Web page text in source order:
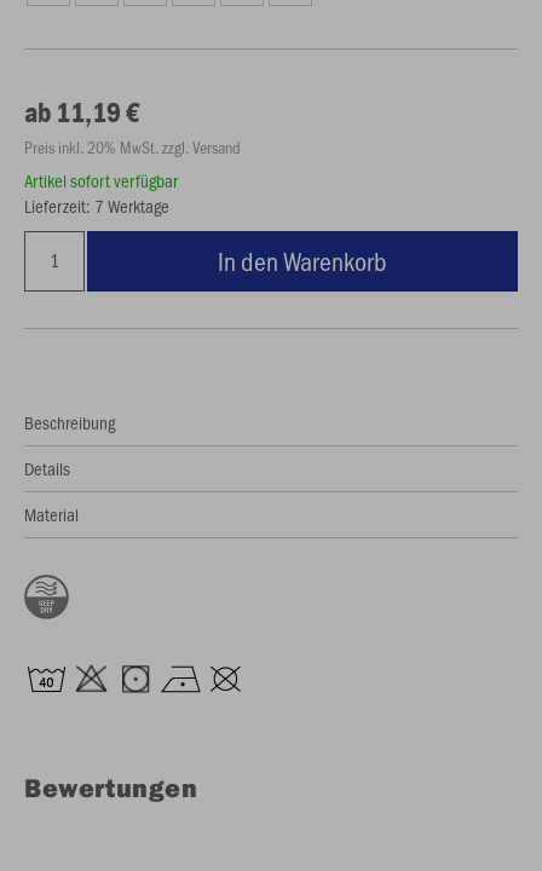
ab 11,19 €
Preis inkl. 20% MwSt. zzgl. Versand
Artikel sofort verfügbar
Lieferzeit: 7 Werktage
In den Warenkorb
Beschreibung
Details
Material
Bewertungen